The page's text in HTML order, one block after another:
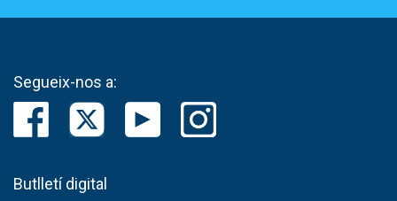
Segueix-nos a:
Butlletí digital